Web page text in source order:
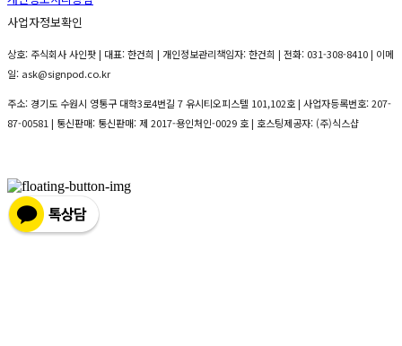
사업자정보확인
상호: 주식회사 사인팟 | 대표: 한건희 | 개인정보관리책임자: 한건희 | 전화: 031-308-8410 | 이메
일: ask@signpod.co.kr
주소: 경기도 수원시 영통구 대학3로4번길 7 유시티오피스텔 101,102호 | 사업자등록번호:207-
87-00581 | 통신판매: 통신판매: 제 2017-용인처인-0029 호 | 호스팅제공자: (주)식스샵